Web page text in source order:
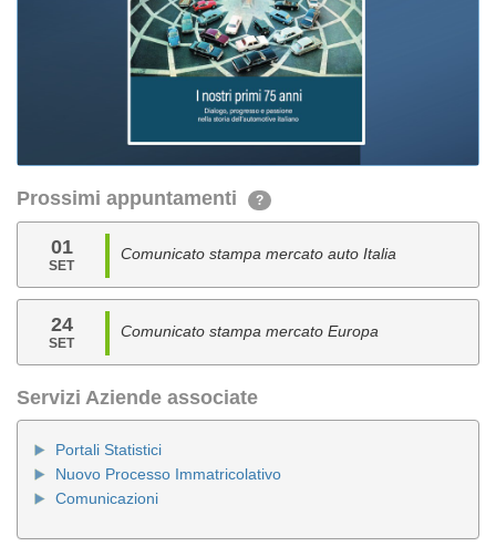
Prossimi appuntamenti ?
01
SET
Comunicato stampa mercato auto Italia
24
SET
Comunicato stampa mercato Europa
Servizi Aziende associate
Portali Statistici
Nuovo Processo Immatricolativo
Comunicazioni